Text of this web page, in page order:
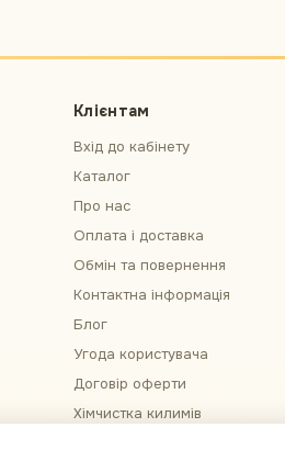
Клієнтам
Вхід до кабінету
Каталог
Про нас
Оплата і доставка
Обмін та повернення
Контактна інформація
Блог
Угода користувача
Договір оферти
Хімчистка килимів